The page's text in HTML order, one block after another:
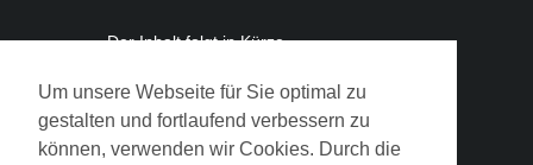
Um unsere Webseite für Sie optimal zu
gestalten und fortlaufend verbessern zu
können, verwenden wir Cookies. Durch die
Der Inhalt folgt in Kürze.